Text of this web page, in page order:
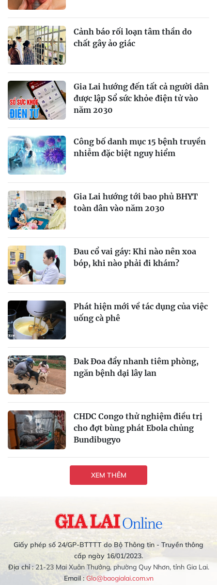
Cảnh báo rối loạn tâm thần do
chất gây ảo giác
Gia Lai hướng đến tất cả người dân
được lập Sổ sức khỏe điện tử vào
năm 2030
Công bố danh mục 15 bệnh truyền
nhiễm đặc biệt nguy hiểm
Gia Lai hướng tới bao phủ BHYT
toàn dân vào năm 2030
Đau cổ vai gáy: Khi nào nên xoa
bóp, khi nào phải đi khám?
Phát hiện mới về tác dụng của việc
uống cà phê
Đak Đoa đẩy nhanh tiêm phòng,
ngăn bệnh dại lây lan
CHDC Congo thử nghiệm điều trị
cho đợt bùng phát Ebola chủng
Bundibugyo
XEM THÊM
Giấy phép số 24/GP-BTTTT do Bộ Thông tin - Truyền thông
cấp ngày 16/01/2023.
Địa chỉ :21-23 Mai Xuân Thưởng, phường Quy Nhơn, tỉnh Gia Lai.
Email : Glo@baogialai.com.vn